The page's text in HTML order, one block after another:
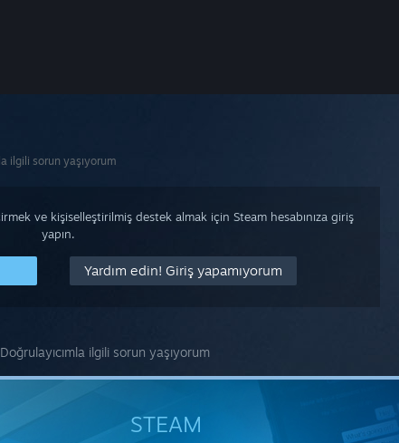
ilgili sorun yaşıyorum
ve kişiselleştirilmiş destek almak için Steam hesabınıza giriş
yapın.
Yardım edin! Giriş yapamıyorum
ilgili sorun yaşıyorum
STEAM